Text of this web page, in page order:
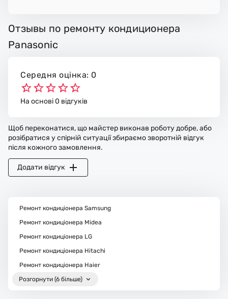
Отзывы по ремонту кондиционера
Panasonic
Середня оцінка: 0
На основі 0 відгуків
Щоб переконатися, що майстер виконав роботу добре, або
розібратися у спірній ситуації збираємо зворотній відгук
після кожного замовлення.
Додати відгук
Ремонт кондиціонера Samsung
Ремонт кондиціонера Midea
Ремонт кондиціонера LG
Ремонт кондиціонера Hitachi
Ремонт кондиціонера Haier
Розгорнути (6 більше)